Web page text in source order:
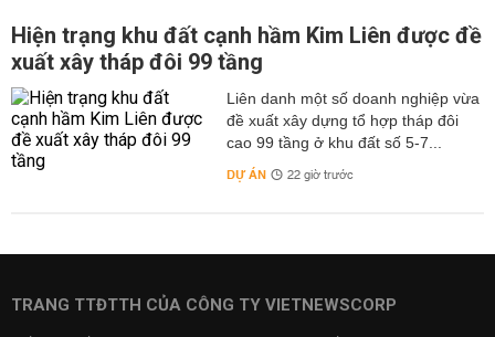
Hiện trạng khu đất cạnh hầm Kim Liên được đề
xuất xây tháp đôi 99 tầng
Liên danh một số doanh nghiệp vừa
đề xuất xây dựng tổ hợp tháp đôi
cao 99 tầng ở khu đất số 5-7...
DỰ ÁN 22 giờ trước
TRANG TTĐTTH CỦA CÔNG TY VIETNEWSCORP